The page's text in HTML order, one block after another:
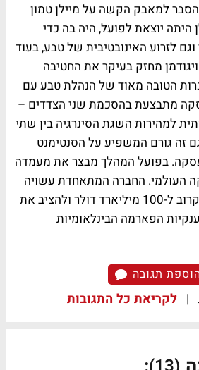
למאבק הקשה על מיילן טמון
יוצאת לפועל, היה בה כדי
לזרוע האינובטיבית של טבע, בעוד
מחזק בעיקר את החטיבה
הטובה מאוד של הנהלת טבע עם
מתבצעת בהסכמת שני הצדדים –
למהירות השגת הסינרגיה בין שתי
זה גורם המשפיע על הסנטימנט
בפועל המהלך מבצר את מעמדה
העולמי. החברה המתאחדת עשויה
להגיע בעתיד לשווי הקרוב ל-100 מיליארד דולר ולהציב את
הפארמה הבינלאומיות
תגובה
| לקריאת כל התגובות